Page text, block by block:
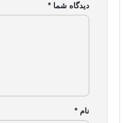
دیدگاه شما *
نام *